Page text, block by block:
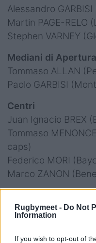
Rugbymeet - Do Not
Information
If you wish to opt-out of
Alessandro
Martin PAGE-RELO
Stephen VARNEY
Mediani di Apertura
Tommaso ALLAN
Paolo GARBISI
Centri
Juan Ignacio BREX
Tommaso
caps)
Federico MORI
Marco ZANON
Pierre BRUNO
Monty IOANE